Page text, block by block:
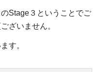
Stage３ということでご
ざいません。
す。